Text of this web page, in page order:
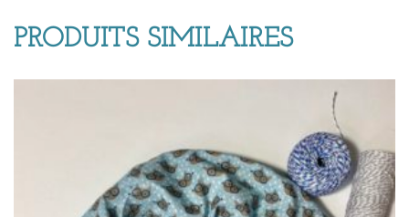
PRODUITS SIMILAIRES